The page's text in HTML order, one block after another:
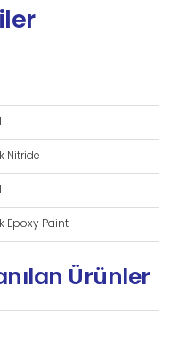
Nitride
Epoxy Paint
Ürünler